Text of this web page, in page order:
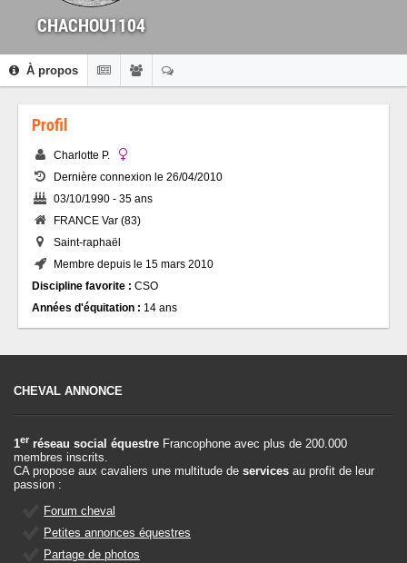
CHACHOU1104
À propos
Profil
Charlotte P.
Dernière connexion le 26/04/2010
03/10/1990 - 35 ans
FRANCE Var (83)
Saint-raphaël
Membre depuis le 15 mars 2010
Discipline favorite : CSO
Années d'équitation : 14 ans
CHEVAL ANNONCE
1er réseau social équestre Francophone avec plus de 200.000
membres inscrits.
CA propose aux cavaliers une multitude de services au profit de leur
passion :
Forum cheval
Petites annonces équestres
Partage de photos